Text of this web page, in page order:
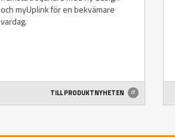
och myUplink för en bekvämare
vardag.
TILL PRODUKTNYHETEN